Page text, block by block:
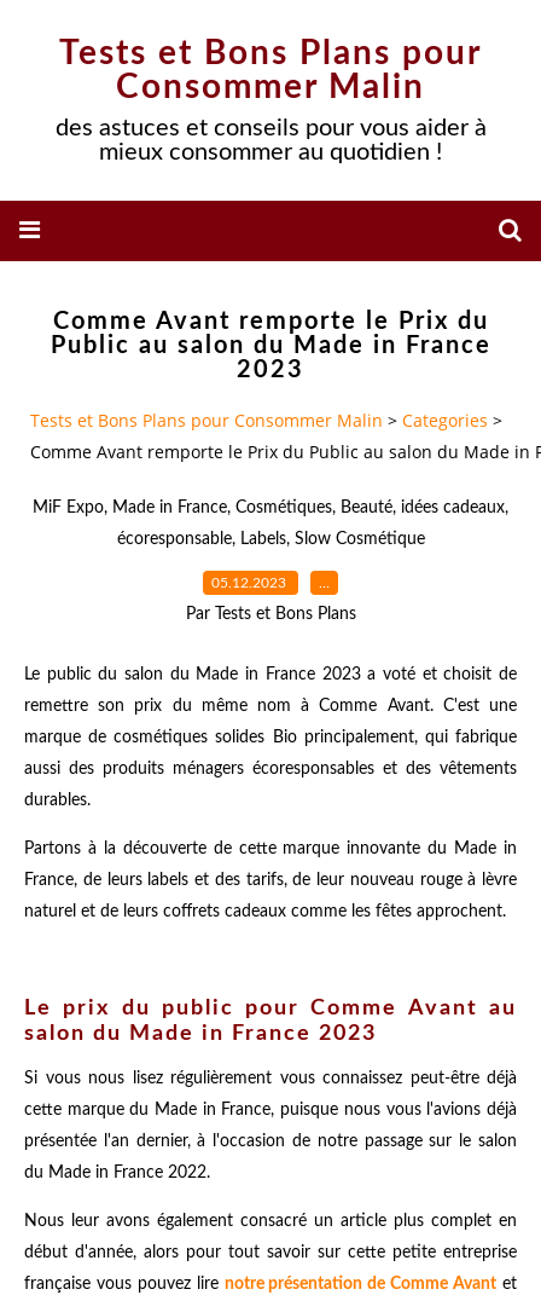
Tests et Bons Plans pour
Consommer Malin
des astuces et conseils pour vous aider à
mieux consommer au quotidien !
Comme Avant remporte le Prix du
Public au salon du Made in France
2023
Tests et Bons Plans pour Consommer Malin > Categories >
Comme Avant remporte le Prix du Public au salon du Made in
MiF Expo, Made in France, Cosmétiques, Beauté, idées cadeaux,
écoresponsable, Labels, Slow Cosmétique
05.12.2023 …
Par Tests et Bons Plans
Le public du salon du Made in France 2023 a voté et choisit de
remettre son prix du même nom à Comme Avant. C'est une
marque de cosmétiques solides Bio principalement, qui fabrique
aussi des produits ménagers écoresponsables et des vêtements
durables.
Partons à la découverte de cette marque innovante du Made in
France, de leurs labels et des tarifs, de leur nouveau rouge à lèvre
naturel et de leurs coffrets cadeaux comme les fêtes approchent.
Le prix du public pour Comme Avant au
salon du Made in France 2023
Si vous nous lisez régulièrement vous connaissez peut-être déjà
cette marque du Made in France, puisque nous vous l'avions déjà
présentée l'an dernier, à l'occasion de notre passage sur le salon
du Made in France 2022.
Nous leur avons également consacré un article plus complet en
début d'année, alors pour tout savoir sur cette petite entreprise
française vous pouvez lire notre présentation de Comme Avant et